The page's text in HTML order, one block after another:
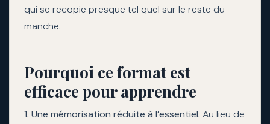
qui se recopie presque tel quel sur le reste du
manche.
Pourquoi ce format est
efficace pour apprendre
1. Une mémorisation réduite à l’essentiel. Au lieu de